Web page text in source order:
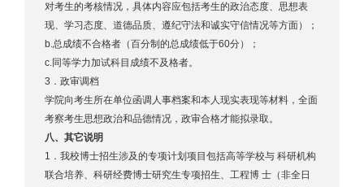
对考生的考核情况，具体内容应包括考生的政治态度、思想表
现、学习态度、道德品质、遵纪守法和诚实守信情况等方面）；
b.总成绩不合格者（百分制的总成绩低于60分）；
c.同等学力加试科目成绩不及格者。
3．政审调档
学院向考生所在单位函调人事档案和本人现实表现等材料，全面
考察考生思想政治和品德情况，政审合格才能拟录取。
八、其它说明
1．我校博士招生涉及的专项计划项目包括高等学校与 科研机构
联合培养、科研经费博士研究生专项招生、工程博 士（非全日